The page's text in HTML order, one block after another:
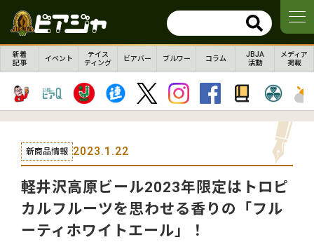
新着
記事
イベント
テイス
ティング
ビアバー ブルワー コラム
JBJA
活動
メディア
掲載
新商品情報 2023.1.22
軽井沢高原ビール2023年限定はトロピ
カルフルーツを思わせる香りの「フル
ーティホワイトエール」！